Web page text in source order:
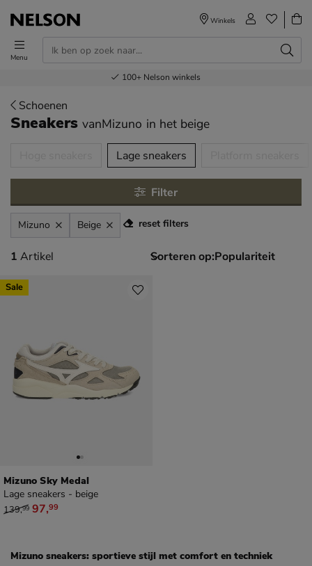
Menu
Winkels
Voor 23.00u besteld,volgende dag in huis
Gratisverzending en retour
Bestel nu,betaal later
100+ Nelson winkels
Schoenen
Sneakers vanMizuno in het beige
Lage sneakers
Filter
Mizuno Beige reset filters
1 artikel
1 Artikel Sorteren op:
Mizuno Sky Medal
Lage sneakers - beige
van € 139,99 voor € 97,99
139,99 97,99
Sale
Mizuno sneakers: sportieve stijl met comfort en techniek